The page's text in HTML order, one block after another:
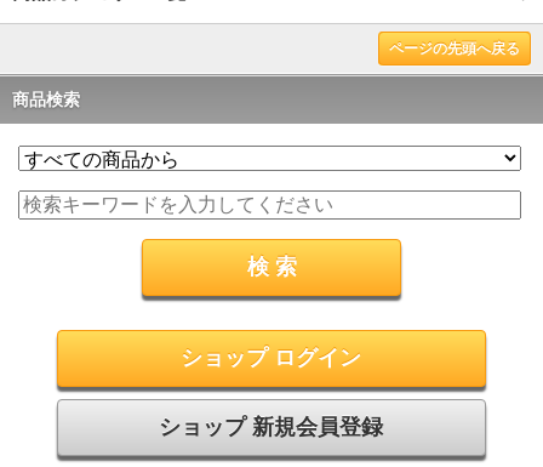
ページの先頭へ戻る
商品検索
ショップ ログイン
ショップ 新規会員登録